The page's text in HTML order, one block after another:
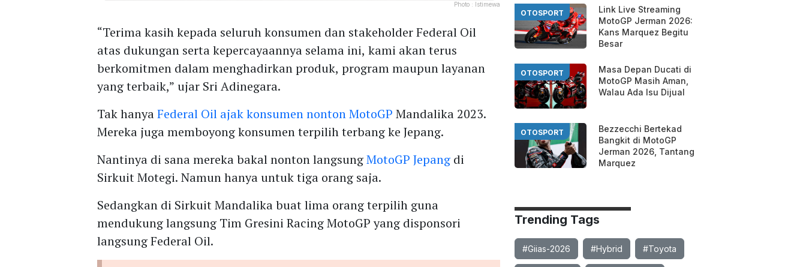
Photo : Istimewa
“Terima kasih kepada seluruh konsumen dan stakeholder Federal Oil
atas dukungan serta kepercayaannya selama ini, kami akan terus
berkomitmen dalam menghadirkan produk, program maupun layanan
yang terbaik,” ujar Sri Adinegara.
Tak hanyaFederal Oil ajak konsumen nonton MotoGP Mandalika 2023.
Mereka juga memboyong konsumen terpilih terbang ke Jepang.
Nantinya di sana mereka bakal nonton langsungMotoGP Jepang di
Sirkuit Motegi. Namun hanya untuk tiga orang saja.
Sedangkan di Sirkuit Mandalika buat lima orang terpilih guna
mendukung langsung Tim Gresini Racing MotoGP yang disponsori
langsung Federal Oil.
OTOSPORT
Link Live Streaming
MotoGP Jerman 2026:
Kans Marquez Begitu
Besar
OTOSPORT
Masa Depan Ducati di
MotoGP Masih Aman,
Walau Ada Isu Dijual
OTOSPORT
Bezzecchi Bertekad
Bangkit di MotoGP
Jerman 2026, Tantang
Marquez
Trending Tags
#Giias-2026 #Hybrid #Toyota